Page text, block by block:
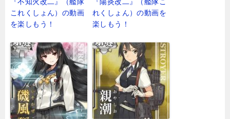
これくしょん）の動画
を楽しもう！
れくしょん）の動画を
楽しもう！